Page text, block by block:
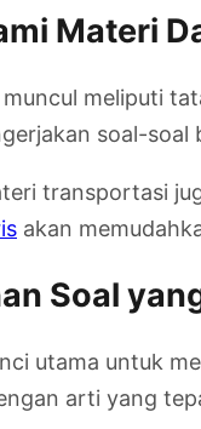
Materi
meliputi
soal-soal
transportasi
akan
Soal
utama untuk
arti yang